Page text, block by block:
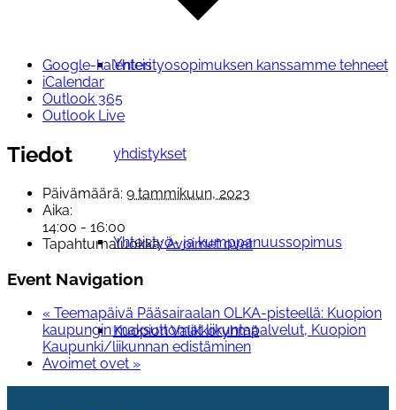
Yhteistyosopimuksen kanssamme tehneet
yhdistykset
Yhteistyö- ja kumppanuussopimus
Kuopion Valikkoryhmä
Google-kalenteri
iCalendar
Outlook 365
Outlook Live
Tiedot
Päivämäärä: 9 tammikuun, 2023
Aika:
14:00 - 16:00
Tapahtumaluokka: Avoimet ovet
Event Navigation
« Teemapäivä Pääsairaalan OLKA-pisteellä: Kuopion
kaupungin maksuttomat liikuntapalvelut, Kuopion
Kaupunki/liikunnan edistäminen
Avoimet ovet »